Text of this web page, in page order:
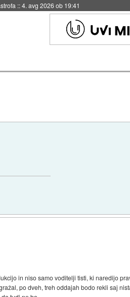
::4. avg 2026 ob 19:41
in niso samo voditelji tisti, ki naredijo
po dveh, treh oddajah bodo rekli saj